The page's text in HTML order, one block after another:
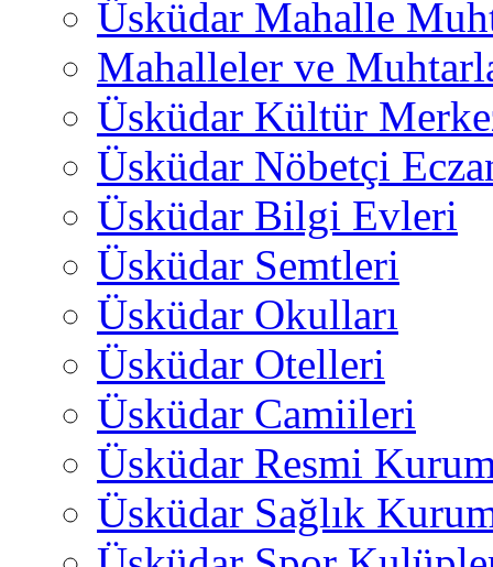
Üsküdar Mahalle
Mahalleler ve
Üsküdar Kültür
Üsküdar Nöbetçi
Üsküdar Bilgi Evleri
Üsküdar Semtleri
Üsküdar Okulları
Üsküdar Otelleri
Üsküdar Camiileri
Üsküdar Resmi
Üsküdar Sağlık